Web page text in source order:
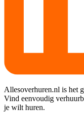
Allesoverhuren.nl is het
Vind eenvoudig
je wilt huren.